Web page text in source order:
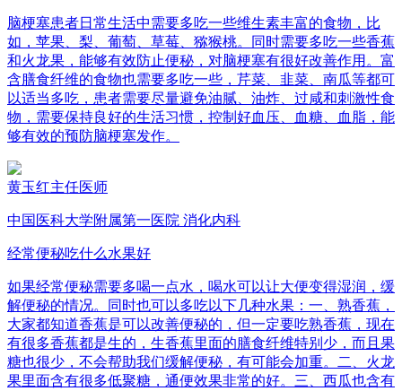
脑梗塞患者日常生活中需要多吃一些维生素丰富的食物，比
如，苹果、梨、葡萄、草莓、猕猴桃。同时需要多吃一些香蕉
和火龙果，能够有效防止便秘，对脑梗塞有很好改善作用。富
含膳食纤维的食物也需要多吃一些，芹菜、韭菜、南瓜等都可
以适当多吃，患者需要尽量避免油腻、油炸、过咸和刺激性食
物，需要保持良好的生活习惯，控制好血压、血糖、血脂，能
够有效的预防脑梗塞发作。
黄玉红主任医师
中国医科大学附属第一医院 消化内科
经常便秘吃什么水果好
如果经常便秘需要多喝一点水，喝水可以让大便变得湿润，缓
解便秘的情况。同时也可以多吃以下几种水果：一、熟香蕉，
大家都知道香蕉是可以改善便秘的，但一定要吃熟香蕉，现在
有很多香蕉都是生的，生香蕉里面的膳食纤维特别少，而且果
糖也很少，不会帮助我们缓解便秘，有可能会加重。二、火龙
果里面含有很多低聚糖，通便效果非常的好。三、西瓜也含有